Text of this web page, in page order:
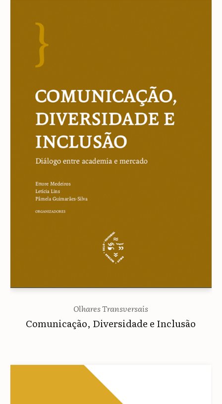
Olhares Transversais
Comunicação, Diversidade e Inclusão